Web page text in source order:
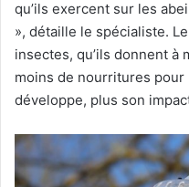
qu’ils exercent sur les
», détaille le spécialiste.
insectes, qu’ils donnent à
moins de nourritures pour
développe, plus son